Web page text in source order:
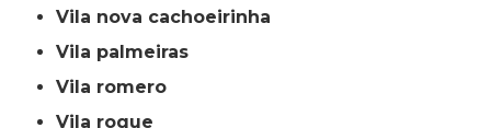
vila nova cachoeirinha
vila palmeiras
vila romero
vila roque